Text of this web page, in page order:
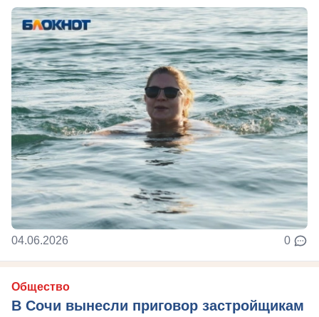
04.06.2026 0
Общество
В Сочи вынесли приговор застройщикам